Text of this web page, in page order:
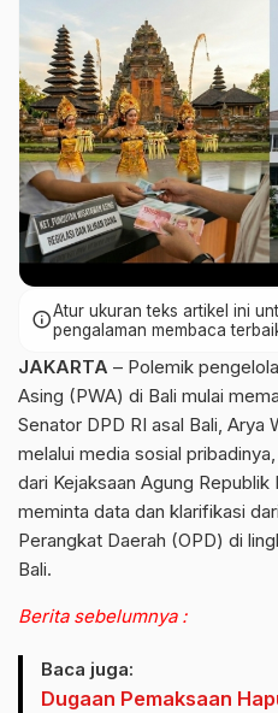
infoAtur ukuran teks artikel ini
pengalaman membaca
JAKARTA – Polemik
Asing (PWA) di Bali mulai
Senator DPD RI asal Bali, Arya
melalui media sosial
dari Kejaksaan Agung
meminta data dan klarifikasi
Perangkat Daerah (OPD) di
Bali.
Berita sebelumnya :
Baca juga:
Dugaan Pemaksaan